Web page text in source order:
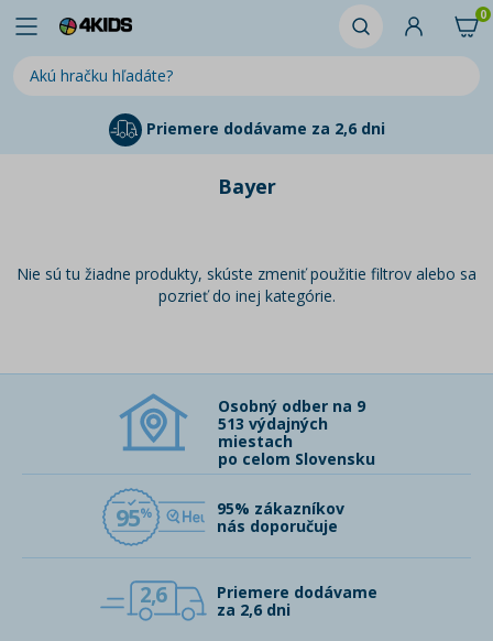
0
Priemere dodávame za 2,6 dni
Bayer
Nie sú tu žiadne produkty, skúste zmeniť použitie filtrov alebo sa
pozrieť do inej kategórie.
Osobný odber na 9
513 výdajných
miestach
po celom Slovensku
95
95% zákazníkov
nás doporučuje
2,6
Priemere dodávame
za 2,6 dni